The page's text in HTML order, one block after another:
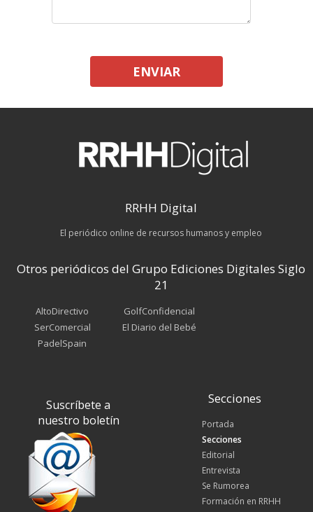
ENVIAR
RRHH Digital
El periódico online de recursos humanos y empleo
Otros periódicos del Grupo Ediciones Digitales Siglo
21
AltoDirectivo
SerComercial
PadelSpain
GolfConfidencial
El Diario del Bebé
Suscríbete a
nuestro boletín
Secciones
Portada
Secciones
Editorial
Entrevista
Se Rumorea
Formación en RRHH